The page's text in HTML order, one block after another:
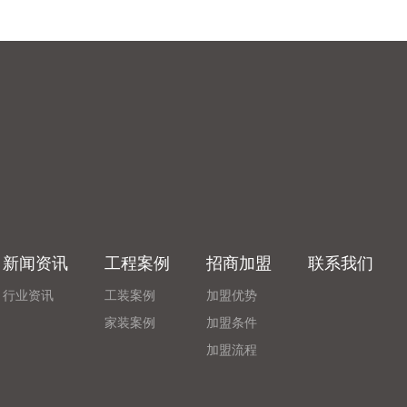
新闻资讯
行业资讯
工程案例
工装案例
家装案例
招商加盟
加盟优势
加盟条件
加盟流程
联系我们